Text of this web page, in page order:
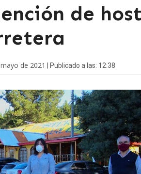
de
de 2021 | Publicado a las: 12:38